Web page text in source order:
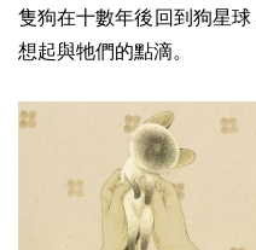
隻狗在十數年後回到狗星
想起與牠們的點滴。